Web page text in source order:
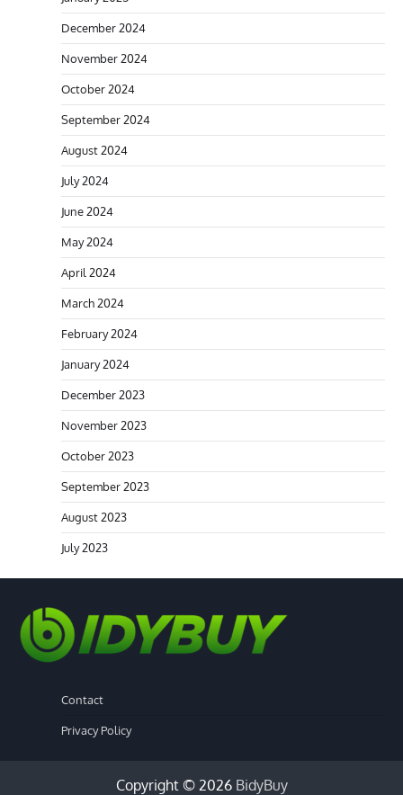
December 2024
November 2024
October 2024
September 2024
August 2024
July 2024
June 2024
May 2024
April 2024
March 2024
February 2024
January 2024
December 2023
November 2023
October 2023
September 2023
August 2023
July 2023
Contact
Privacy Policy
Copyright © 2026 BidyBuy